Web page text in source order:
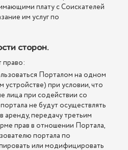
плату с Соискателей
им услуг по
сторон.
право:
Порталом на одном
при условии, что
лица при содействии со
не будут осуществлять
аренду, передачу третьим
прав в отношении Портала,
портала по
или модифицировать